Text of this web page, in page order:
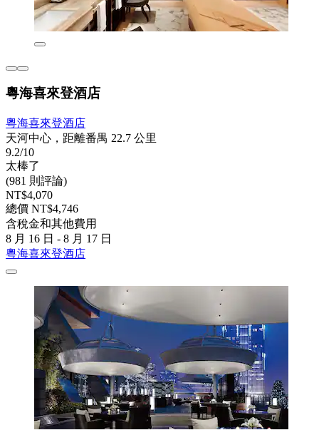
粵海喜來登酒店
粵海喜來登酒店
天河中心，距離番禺 22.7 公里
9.2/10
太棒了
(981 則評論)
NT$4,070
總價 NT$4,746
含稅金和其他費用
8 月 16 日 - 8 月 17 日
粵海喜來登酒店